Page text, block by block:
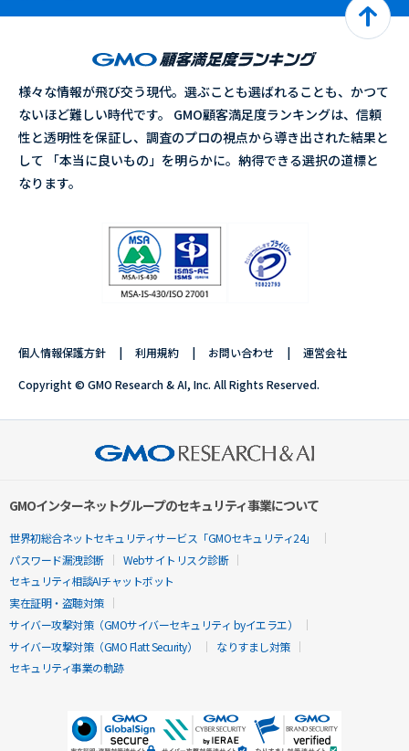
様々な情報が飛び交う現代。選ぶことも選ばれることも、かつて
ないほど難しい時代です。 GMO顧客満足度ランキングは、信頼
性と透明性を保証し、調査のプロの視点から導き出された結果と
して 「本当に良いもの」を明らかに。納得できる選択の道標と
なります。
個人情報保護方針 利用規約 お問い合わせ 運営会社
Copyright © GMO Research & AI, Inc. All Rights Reserved.
GMOインターネットグループのセキュリティ事業について
世界初総合ネットセキュリティサービス「GMOセキュリティ24」
パスワード漏洩診断
Webサイトリスク診断
セキュリティ相談AIチャットボット
実在証明・盗聴対策
サイバー攻撃対策（GMOサイバーセキュリティ byイエラエ）
サイバー攻撃対策（GMO Flatt Security）
なりすまし対策
セキュリティ事業の軌跡